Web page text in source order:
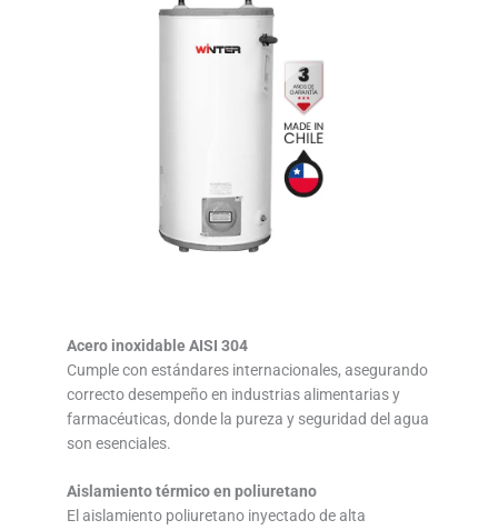
Acero inoxidable AISI 304
Cumple con estándares internacionales, asegurando
correcto desempeño en industrias alimentarias y
farmacéuticas, donde la pureza y seguridad del agua
son esenciales.
Aislamiento térmico en poliuretano
El aislamiento poliuretano inyectado de alta